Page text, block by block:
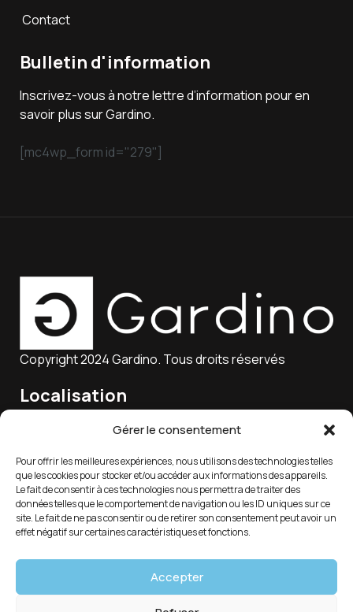
Gérer le consentement
Pour offrir les meilleures expériences, nous utilisons des technologies telles
que les cookies pour stocker et/ou accéder aux informations des appareils.
Le fait de consentir à ces technologies nous permettra de traiter des
données telles que le comportement de navigation ou les ID uniques sur ce
site. Le fait de ne pas consentir ou de retirer son consentement peut avoir un
effet négatif sur certaines caractéristiques et fonctions.
Accepter
Contact
Bulletin d'information
Inscrivez-vous à notre lettre d’information pour en
savoir plus sur Gardino.
[mc4wp_form id="279"]
Copyright 2024 Gardino. Tous droits réservés
Localisation
15 Rue Charles Marie Lagier, 25300 Pontarlier, France
Email
service-client@gardino.fr